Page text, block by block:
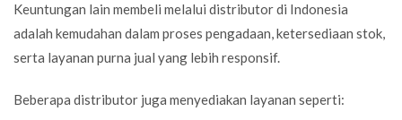
Keuntungan lain membeli melalui distributor di Indonesia
adalah kemudahan dalam proses pengadaan, ketersediaan stok,
serta layanan purna jual yang lebih responsif.
Beberapa distributor juga menyediakan layanan seperti: